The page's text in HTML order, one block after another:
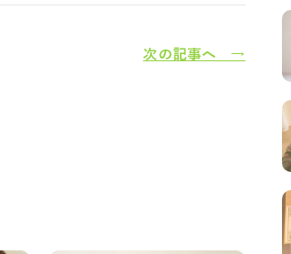
次の記事へ →